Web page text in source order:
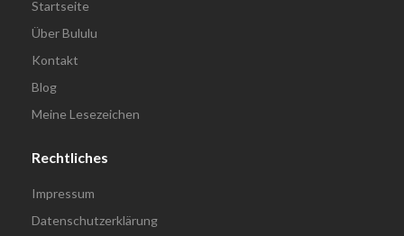
Startseite
Über Bululu
Kontakt
Blog
Meine Lesezeichen
Rechtliches
Impressum
Datenschutzerklärung